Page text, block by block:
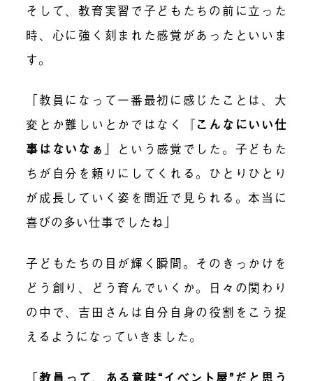
そして、教育実習で子どもたちの前に立った
時、心に強く刻まれた感覚があったといいま
す。
「教員になって一番最初に感じたことは、大
変とか難しいとかではなく『こんなにいい仕
事はないなぁ 』という感覚でした。子どもた
ちが自分を頼りにしてくれる。ひとりひとり
が成長していく姿を間近で見られる。本当に
喜びの多い仕事でしたね」
子どもたちの目が輝く瞬間。そのきっかけを
どう創り、どう育んでいくか。日々の関わり
の中で、吉田さんは自分自身の役割をこう捉
えるようになっていきました。
「教員って、ある意味“イベント屋”だと思う